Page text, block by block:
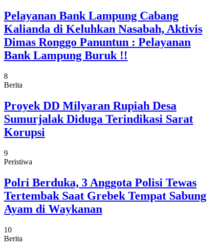
Pelayanan Bank Lampung Cabang
Kalianda di Keluhkan Nasabah, Aktivis
Dimas Ronggo Panuntun : Pelayanan
Bank Lampung Buruk !!
8
Berita
Proyek DD Milyaran Rupiah Desa
Sumurjalak Diduga Terindikasi Sarat
Korupsi
9
Peristiwa
Polri Berduka, 3 Anggota Polisi Tewas
Tertembak Saat Grebek Tempat Sabung
Ayam di Waykanan
10
Berita